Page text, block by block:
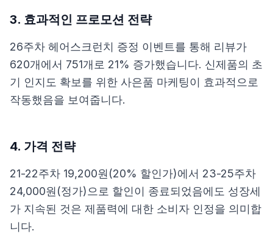
3. 효과적인 프로모션 전략
26주차 헤어스크런치 증정 이벤트를 통해 리뷰가
620개에서 751개로 21% 증가했습니다. 신제품의 초
기 인지도 확보를 위한 사은품 마케팅이 효과적으로
작동했음을 보여줍니다.
4. 가격 전략
21-22주차 19,200원(20% 할인가)에서 23-25주차
24,000원(정가)으로 할인이 종료되었음에도 성장세
가 지속된 것은 제품력에 대한 소비자 인정을 의미합
니다.